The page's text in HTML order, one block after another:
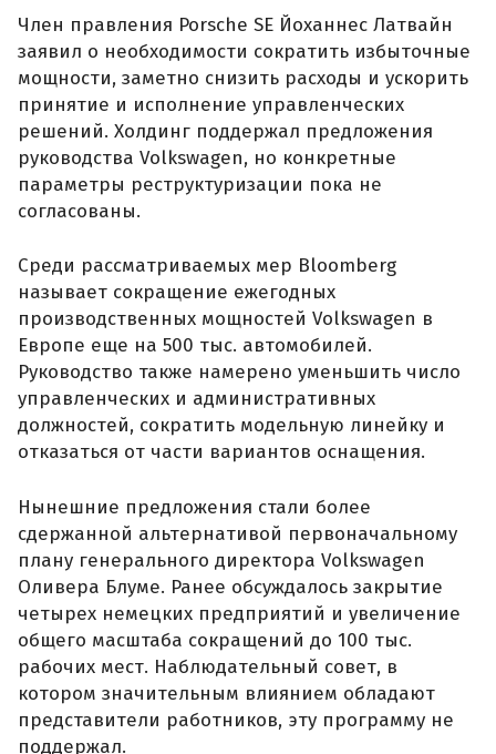
Член правления Porsche SE Йоханнес Латвайн
заявил о необходимости сократить избыточные
мощности, заметно снизить расходы и ускорить
принятие и исполнение управленческих
решений. Холдинг поддержал предложения
руководства Volkswagen, но конкретные
параметры реструктуризации пока не
согласованы.
Среди рассматриваемых мер Bloomberg
называет сокращение ежегодных
производственных мощностей Volkswagen в
Европе еще на 500 тыс. автомобилей.
Руководство также намерено уменьшить число
управленческих и административных
должностей, сократить модельную линейку и
отказаться от части вариантов оснащения.
Нынешние предложения стали более
сдержанной альтернативой первоначальному
плану генерального директора Volkswagen
Оливера Блуме. Ранее обсуждалось закрытие
четырех немецких предприятий и увеличение
общего масштаба сокращений до 100 тыс.
рабочих мест. Наблюдательный совет, в
котором значительным влиянием обладают
представители работников, эту программу не
поддержал.